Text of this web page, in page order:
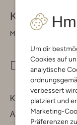
Um dir
Cookies auf
analytische
verbessert
platziert und
Marketing-
Präferenzen
Kontakt
Montag - Freitag 09:00
Kundenservice
Account